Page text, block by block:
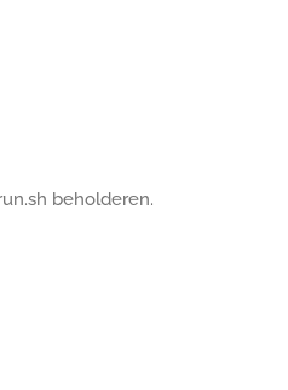
beholderen.